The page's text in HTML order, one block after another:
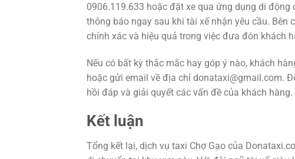
0906.119.633 hoặc đặt xe qua ứng dụng di
thông báo ngay sau khi tài xế nhận yêu cầu.
chính xác và hiệu quả trong việc đưa đón khách
Nếu có bất kỳ thắc mắc hay góp ý nào, khách
hoặc gửi email về địa chỉ donataxi@gmail.com.
hồi đáp và giải quyết các vấn đề của khách hàng.
Kết luận
Tổng kết lại, dịch vụ taxi Chợ Gạo của